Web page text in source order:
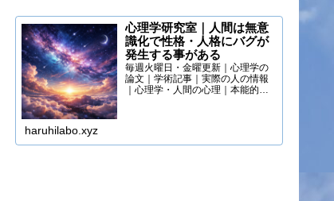
心理学研究室｜人間は無意
識化で性格・人格にバグが
発生する事がある
毎週火曜日・金曜更新｜心理学の
論文｜学術記事｜実際の人の情報
｜心理学・人間の心理｜本能的心
haruhilabo.xyz